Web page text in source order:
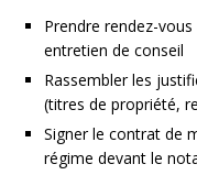
Prendre rendez-
entretien de conseil
Rassembler les
(titres de propriété,
Signer le contrat de
régime devant le